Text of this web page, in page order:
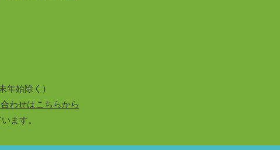
年始除く）
わせはこちらから
ます。